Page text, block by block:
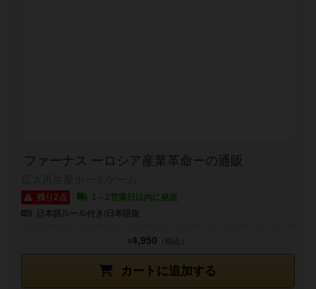
ファーナス ーロシア産業革命ーの通販
残り2点
1～2営業日以内に発送
カートに追加する
¥4,950 （税込）